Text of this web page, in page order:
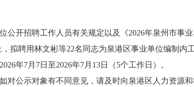
公开招聘工作人员有关规定以及 《2026年泉州市事
拟聘用林文彬等22名同志为泉港区事业单位编制内
年7月7日至2026年7月13日（5个工作日）。
对公示对象有不同意见，请及时向泉港区人力资源